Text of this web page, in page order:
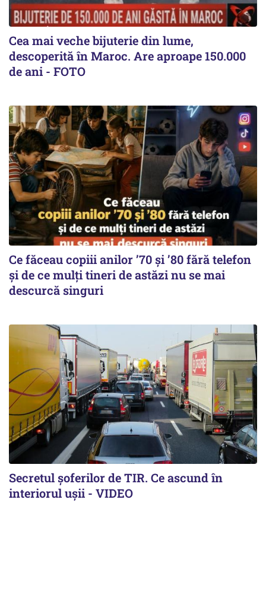
Cea mai veche bijuterie din lume,
descoperită în Maroc. Are aproape 150.000
de ani - FOTO
Ce făceau copiii anilor ’70 și ’80 fără telefon
și de ce mulți tineri de astăzi nu se mai
descurcă singuri
Secretul șoferilor de TIR. Ce ascund în
interiorul ușii - VIDEO